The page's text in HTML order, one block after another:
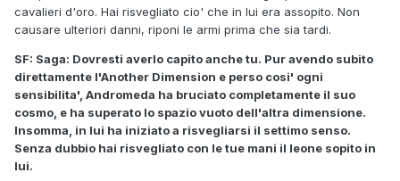
cavalieri d'oro. Hai risvegliato cio' che in lui era assopito. Non
causare ulteriori danni, riponi le armi prima che sia tardi.
SF: Saga: Dovresti averlo capito anche tu. Pur avendo subito
direttamente l'Another Dimension e perso cosi' ogni
sensibilita', Andromeda ha bruciato completamente il suo
cosmo, e ha superato lo spazio vuoto dell'altra dimensione.
Insomma, in lui ha iniziato a risvegliarsi il settimo senso.
Senza dubbio hai risvegliato con le tue mani il leone sopito in
lui.